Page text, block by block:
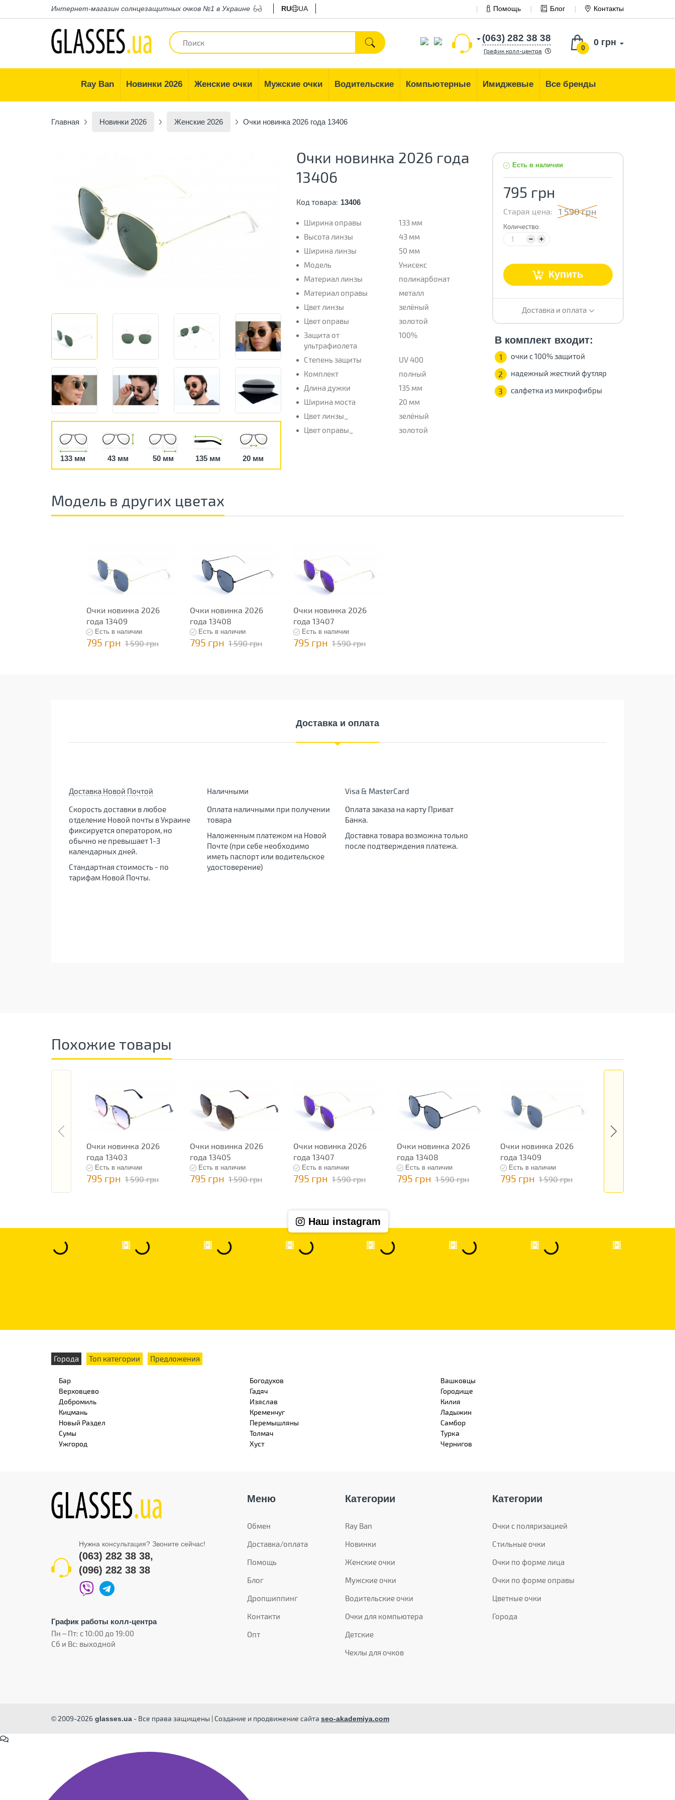
Интернет-магазин солнцезащитных очков №1 в Украине RU UA Помощь Блог Контакты
0
0 грн
(063) 282 38 38
График колл-центра
Ray Ban Новинки 2026 Женские очки Мужские очки Водительские Компьютерные Имиджевые Все бренды
Главная Новинки 2026 Женские 2026 Очки новинка 2026 года 13406
133 мм 43 мм 50 мм 135 мм 20 мм
Очки новинка 2026 года
13406
Код товара: 13406
Ширина оправы
133 мм
Высота линзы
43 мм
Ширина линзы
50 мм
Модель
Унисекс
Материал линзы
поликарбонат
Материал оправы
металл
Цвет линзы
зелёный
Цвет оправы
золотой
Защита от
ультрафиолета
100%
Степень защиты
UV 400
Комплект
полный
Длина дужки
135 мм
Ширина моста
20 мм
Цвет линзы_
зелёный
Цвет оправы_
золотой
Есть в наличии
795 грн
Старая цена: 1 590 грн
Количество:
Купить
Доставка и оплата
В комплект входит:
1 очки с 100% защитой
2 надежный жесткий футляр
3 салфетка из микрофибры
Модель в других цветах
Очки новинка 2026
года 13409
Есть в наличии
795 грн 1 590 грн
Очки новинка 2026
года 13408
Есть в наличии
795 грн 1 590 грн
Очки новинка 2026
года 13407
Есть в наличии
795 грн 1 590 грн
Доставка и оплата
Доставка Новой Почтой
Скорость доставки в любое
отделение Новой почты в Украине
фиксируется оператором, но
обычно не превышает 1-3
календарных дней.
Стандартная стоимость - по
тарифам Новой Почты.
Наличными
Оплата наличными при получении
товара
Наложенным платежом на Новой
Почте (при себе необходимо
иметь паспорт или водительское
удостоверение)
Visa & MasterCard
Оплата заказа на карту Приват
Банка.
Доставка товара возможна только
после подтверждения платежа.
Похожие товары
Очки новинка 2026
года 13403
Есть в наличии
795 грн 1 590 грн
Очки новинка 2026
года 13405
Есть в наличии
795 грн 1 590 грн
Очки новинка 2026
года 13407
Есть в наличии
795 грн 1 590 грн
Очки новинка 2026
года 13408
Есть в наличии
795 грн 1 590 грн
Очки новинка 2026
года 13409
Есть в наличии
795 грн 1 590 грн
Наш instagram
Города Топ категории Предложения
Бар Богодухов
Вашковцы
Верховцево
Гадяч
Городище
Добромиль
Изяслав
Килия
Кицмань
Кременчуг
Ладыжин
Новый Раздел
Перемышляны
Самбор
Сумы
Толмач
Турка
Ужгород
Хуст Чернигов
Нужна консультация? Звоните сейчас!
(063) 282 38 38,
(096) 282 38 38
График работы колл-центра
Пн – Пт: с 10:00 до 19:00
Сб и Вс: выходной
Меню
Обмен
Доставка/оплата
Помощь
Блог
Дропшиппинг
Контакти
Опт
Категории
Ray Ban
Новинки
Женские очки
Мужские очки
Водительские очки
Очки для компьютера
Детские
Чехлы для очков
Категории
Очки с поляризацией
Стильные очки
Очки по форме лица
Очки по форме оправы
Цветные очки
Города
© 2009-2026 glasses.ua - Все права защищены | Создание и продвижение сайта seo-akademiya.com